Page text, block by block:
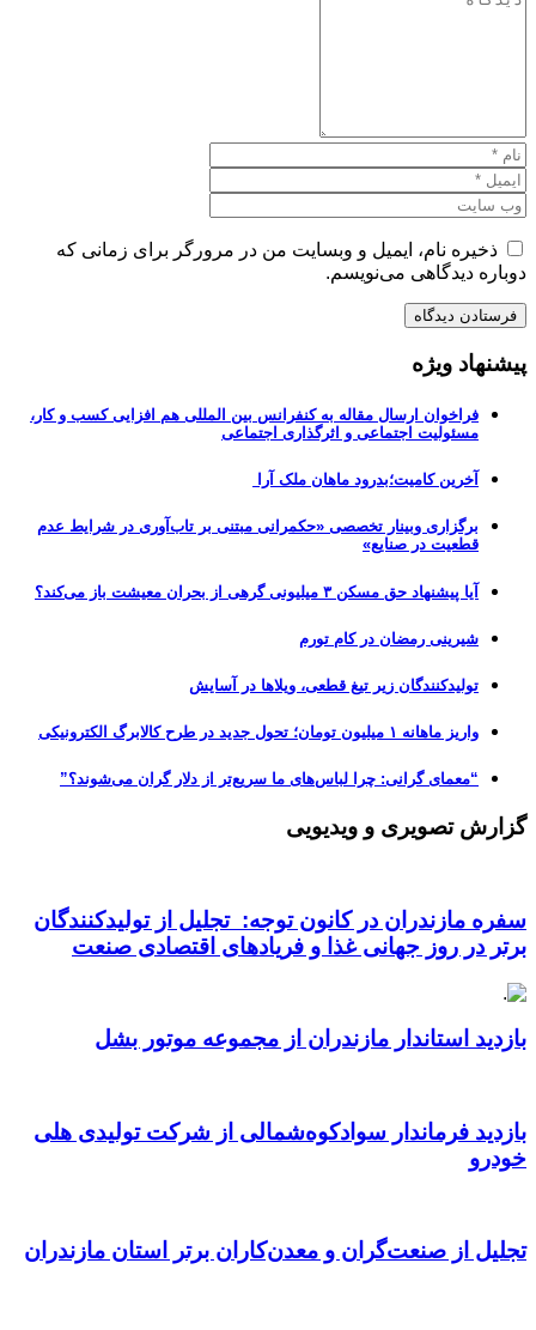
ذخیره نام، ایمیل و وبسایت من در مرورگر برای زمانی که
دوباره دیدگاهی می‌نویسم.
پیشنهاد ویژه
فراخوان ارسال مقاله به کنفرانس بین المللی هم افزایی کسب و کار،
مسئولیت اجتماعی و اثرگذاری اجتماعی
آخرین کامیت؛بدرود ماهان ملک آرا
برگزاری وبینار تخصصی «حکمرانی مبتنی بر تاب‌آوری در شرایط عدم
قطعیت در صنایع»
آیا پیشنهاد حق مسکن ۳ میلیونی گرهی از بحران معیشت باز می‌کند؟
شیرینی رمضان در کام تورم
تولیدکنندگان زیر تیغ قطعی، ویلاها در آسایش
واریز ماهانه ۱ میلیون تومان؛ تحول جدید در طرح کالابرگ الکترونیکی
“معمای گرانی: چرا لباس‌های ما سریع‌تر از دلار گران می‌شوند؟”
گزارش تصویری و ویدیویی
سفره مازندران در کانون توجه: تجلیل از تولیدکنندگان
برتر در روز جهانی غذا و فریادهای اقتصادی صنعت
بازدید استاندار مازندران از مجموعه موتور بشل
بازدید فرماندار سوادکوه‌شمالی از شرکت تولیدی هلی
خودرو
تجلیل از صنعت‌گران و معدن‌کاران برتر استان مازندران